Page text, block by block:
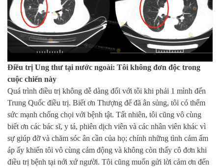
Điều trị Ung thư tại nước ngoài: Tôi không đơn độc trong
cuộc chiến này
Quá trình điều trị không dễ dàng đối với tôi khi phải 1 mình đến
Trung Quốc điều trị. Biết ơn Thượng đế đã ân sủng, tôi có thểm
sức mạnh chống chọi với bệnh tật. Tất nhiên, tôi cũng vô cùng
biết ơn các bác sĩ, y tá, phiên dịch viên và các nhân viên khác vì
sự giúp đỡ và chăm sóc ân cần của họ; chính những tình cảm ấm
áp ấy khiến tôi vô cùng cảm động và không còn thấy cô đơn khi
điều trị bệnh tại nới xứ người. Tôi cũng muốn gửi lời cảm ơn đến